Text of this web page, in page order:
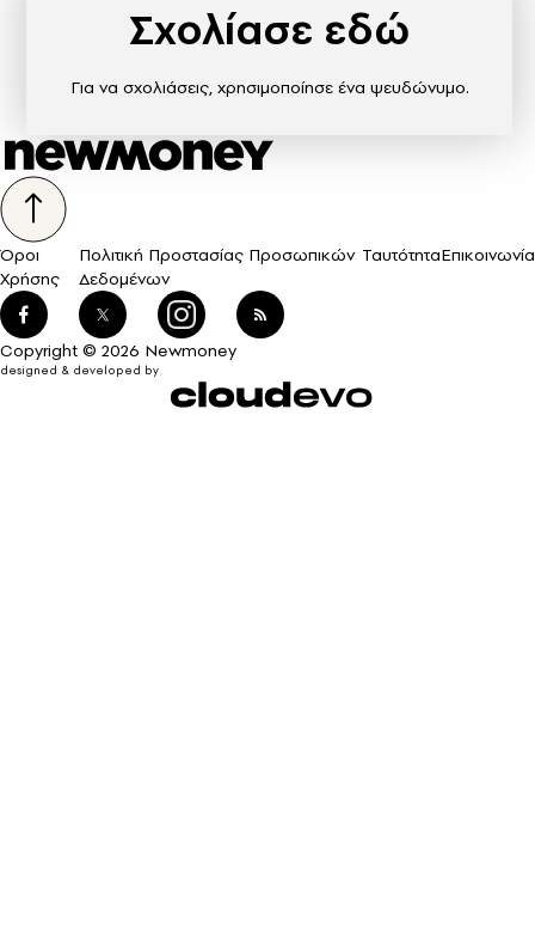
Σχολίασε εδώ
Για να σχολιάσεις, χρησιμοποίησε ένα ψευδώνυμο.
Όροι
Χρήσης
Πολιτική Προστασίας Προσωπικών
Δεδομένων
ΤαυτότηταΕπικοινωνία
Copyright © 2026 Newmoney
designed & developed by